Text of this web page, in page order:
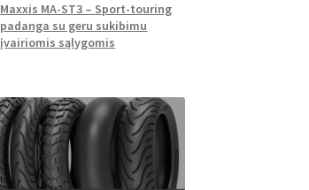
Maxxis MA-ST3 – Sport-touring
padanga su geru sukibimu
įvairiomis sąlygomis